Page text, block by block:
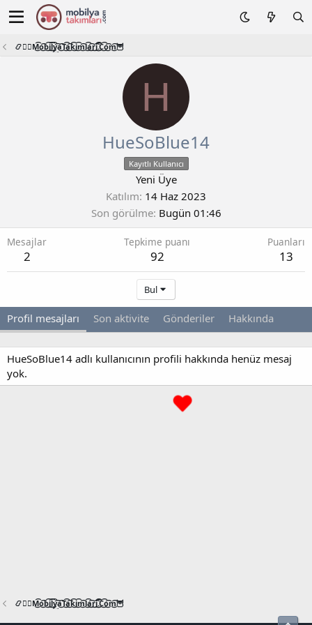
📿🧙‍♂️M͜͡o͜͡b͜͡i͜͡l͜͡y͜͡a͜͡T͜͡a͜͡k͜͡i͜͡m͜͡l͜͡a͜͡r͜͡i͜͡.͜͡C͜͡o͜͡m͜͡🦉
H
HueSoBlue14
Kayıtlı Kullanıcı
Yeni Üye
Katılım 14 Haz 2023
Son görülme Bugün 01:46
Mesajlar
2
Tepkime puanı
92
Puanları
13
Bul
Profil mesajları Son aktivite Gönderiler Hakkında
HueSoBlue14 adlı kullanıcının profili hakkında henüz mesaj
yok.
📿🧙‍♂️M͜͡o͜͡b͜͡i͜͡l͜͡y͜͡a͜͡T͜͡a͜͡k͜͡i͜͡m͜͡l͜͡a͜͡r͜͡i͜͡.͜͡C͜͡o͜͡m͜͡🦉